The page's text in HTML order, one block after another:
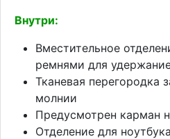
Внутри:
Вместительное
ремнями для
Тканевая перегородка
молнии
Предусмотрен карман
Отделение для